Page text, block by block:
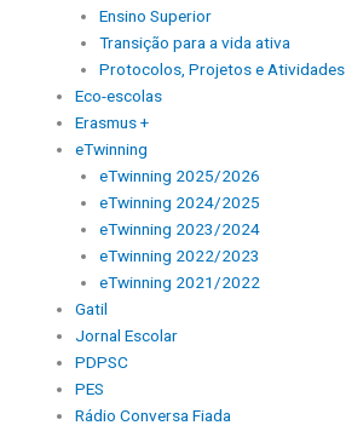
Ensino Superior
Transição para a vida ativa
Protocolos, Projetos e Atividades
Eco-escolas
Erasmus +
eTwinning
eTwinning 2025/2026
eTwinning 2024/2025
eTwinning 2023/2024
eTwinning 2022/2023
eTwinning 2021/2022
Gatil
Jornal Escolar
PDPSC
PES
Rádio Conversa Fiada